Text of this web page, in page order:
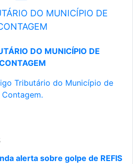
DO MUNICÍPIO DE
DO MUNICÍPIO DE
Tributário do Município de
Contagem.
alerta sobre golpe de REFIS